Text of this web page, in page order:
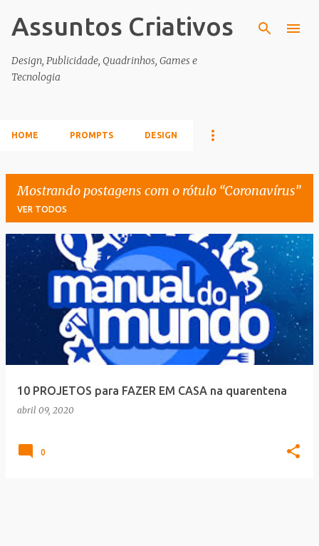
Pular para o conteúdo principal
Assuntos Criativos
Design, Publicidade, Quadrinhos, Games e
Tecnologia
HOME PROMPTS DESIGN
Mostrando postagens com o rótulo Coronavírus
VER TODOS
o
10 PROJETOS para FAZER EM CASA na quarentena
abril 09, 2020
0